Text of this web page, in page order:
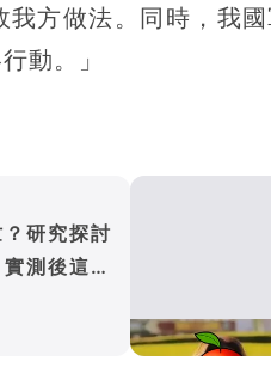
方做法。同時，我
動。」
研究探討
測後這樣